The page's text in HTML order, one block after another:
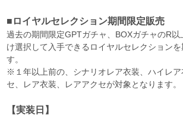
■ロイヤルセレクション期間限定販売
過去の期間限定GPTガチャ、BOXガチャのR
け選択して入手できるロイヤルセレクション
す。
※１年以上前の、シナリオレア衣装、ハイレア
セ、レア衣装、レアアクセが対象となります。
【実装日】